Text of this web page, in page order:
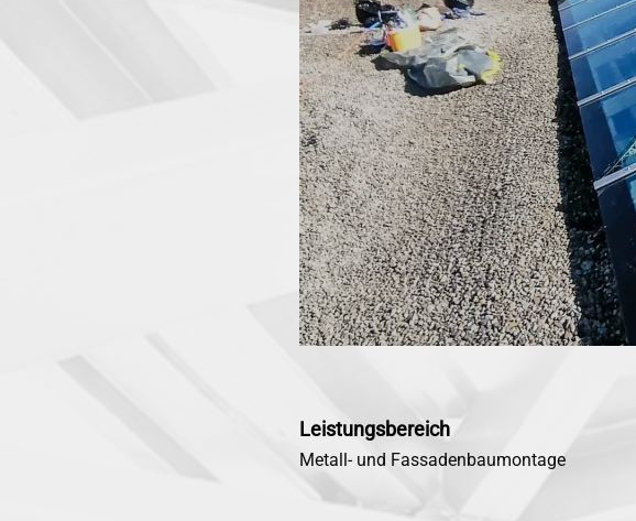
Leistungsbereich
Metall- und Fassadenbaumontage